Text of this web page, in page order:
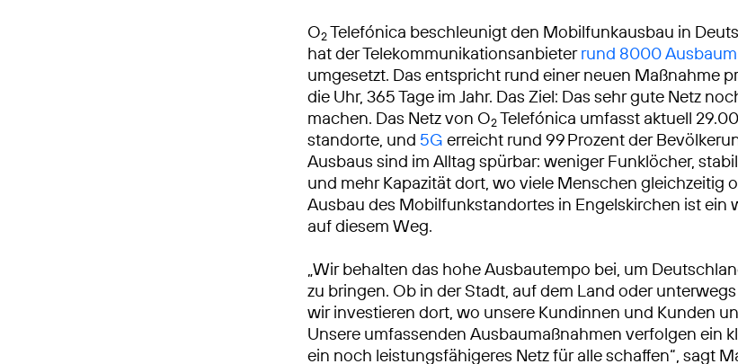
O2Telefónica beschleunigt den Mobilfunkausbau in
hat der Telekommunikationsanbieterrund 8000
umgesetzt. Das entspricht rund einer neuen Maßnahme
die Uhr, 365 Tage im Jahr. Das Ziel: Das sehr gute Netz
machen. Das Netz von O2Telefónica umfasst aktuell
standorte, und 5G erreicht rund 99 Prozent der
Ausbaus sind im Alltag spürbar: weniger Funklöcher,
und mehr Kapazität dort, wo viele Menschen gleichzeitig
Ausbau des Mobilfunkstandortes in Engelskirchen ist ein
auf diesem Weg.
„Wir behalten das hohe Ausbautempo bei, um
zu bringen. Ob in der Stadt, auf dem Land oder
wir investieren dort, wo unsere Kundinnen und Kunden
Unsere umfassenden Ausbaumaßnahmen verfolgen ein
ein noch leistungsfähigeres Netz für alle schaffen“, sagt